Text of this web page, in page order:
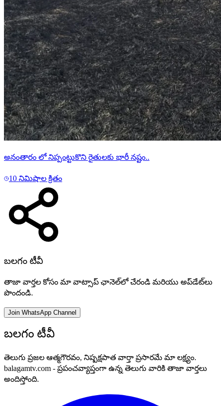
అనంతారం లో నిప్పంట్టుకొని రైతులకు భారీ నష్టం..
10 నిమిషాల క్రితం
బలగం టీవీ
తాజా వార్తల కోసం మా వాట్సాప్ ఛానెల్‌లో చేరండి మరియు అప్‌డేట్‌లు
పొందండి.
Join WhatsApp Channel
బలగం టీవీ
తెలుగు ప్రజల ఆత్మగౌరవం, నిష్పక్షపాత వార్తా ప్రసారమే మా లక్ష్యం.
balagamtv.com - ప్రపంచవ్యాప్తంగా ఉన్న తెలుగు వారికి తాజా వార్తలు
అందిస్తోంది.